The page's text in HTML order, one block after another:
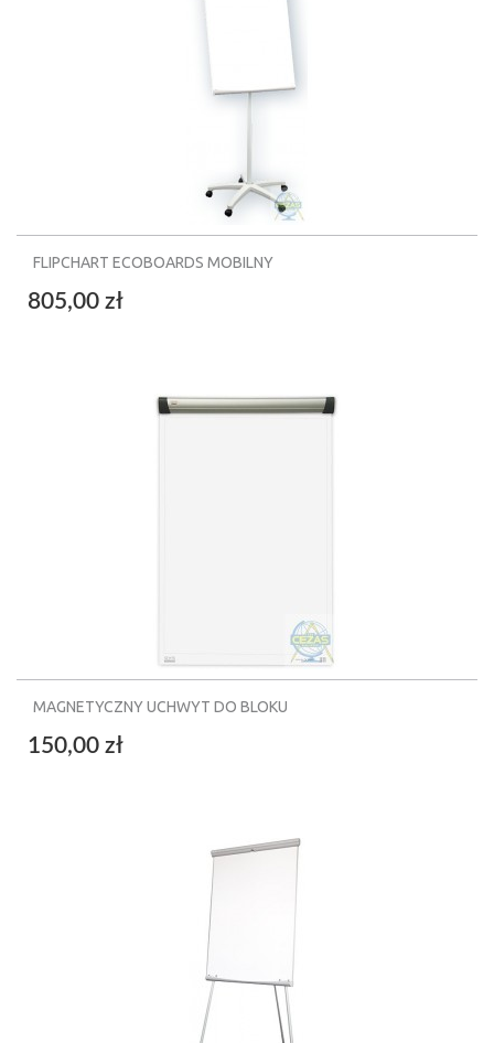
FLIPCHART ECOBOARDS MOBILNY
805,00 zł
MAGNETYCZNY UCHWYT DO BLOKU
150,00 zł